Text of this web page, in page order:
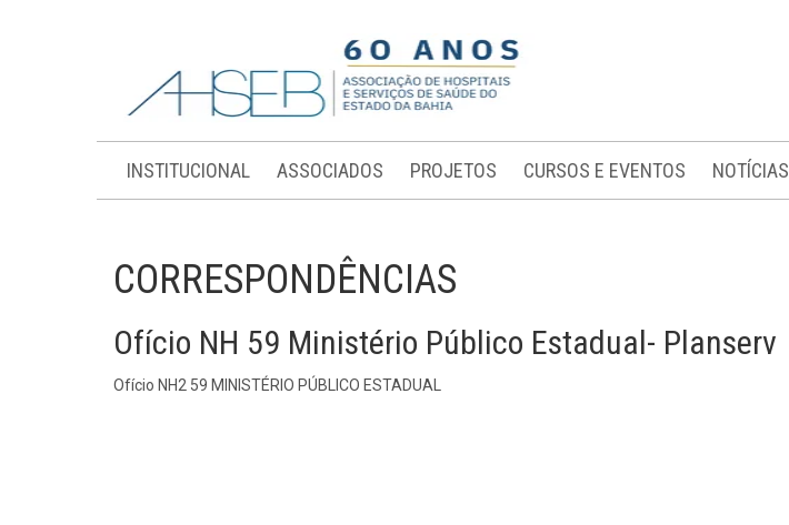
INSTITUCIONAL ASSOCIADOS PROJETOS CURSOS E EVENTOS NOTÍCIAS
CORRESPONDÊNCIAS
Ofício NH 59 Ministério Público Estadual- Planserv
Ofício NH2 59 MINISTÉRIO PÚBLICO ESTADUAL